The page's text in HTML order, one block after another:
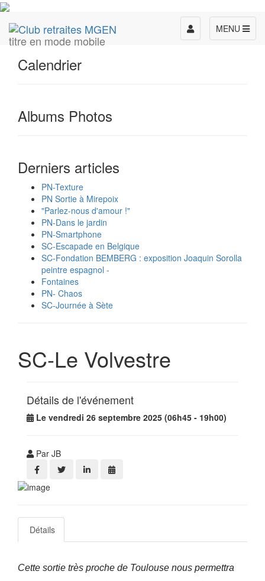
titre en mode mobile
MENU
Toggle
navigation
Calendrier
Albums Photos
Derniers articles
PN-Texture
PN Sortie à Mirepoix
"Parlez-nous d'amour !"
PN-Dans le jardin
PN-Smartphone
SC-Escapade en Belgique
SC-Fondation BEMBERG : exposition Joaquin Sorolla
peintre espagnol -
Fontaines
PN- Chaos
SC-Journée à Sète
SC-Le Volvestre
Détails de l'événement
Le vendredi 26 septembre 2025 (06h45 - 19h00)
Par JB
Détails
Cette sortie très proche de Toulouse nous permettra